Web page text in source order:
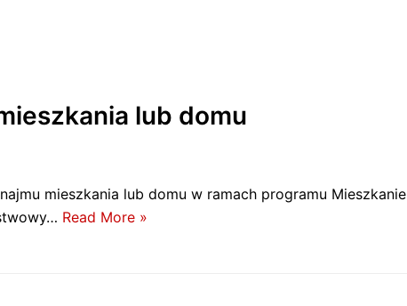
lub domu
mieszkania lub domu w ramach programu Mieszkanie
Read More »